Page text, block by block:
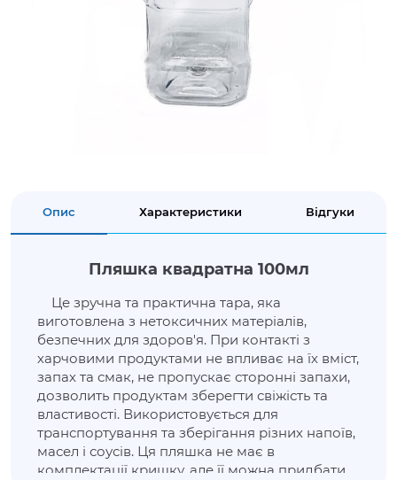
Опис Характеристики Відгуки
Пляшка квадратна 100мл
Це зручна та практична тара, яка
виготовлена з нетоксичних матеріалів,
безпечних для здоров'я. При контакті з
харчовими продуктами не впливає на їх вміст,
запах та смак, не пропускає сторонні запахи,
дозволить продуктам зберегти свіжість та
властивості. Використовується для
транспортування та зберігання різних напоїв,
масел і соусів. Ця пляшка не має в
комплектації кришку, але її можна придбати